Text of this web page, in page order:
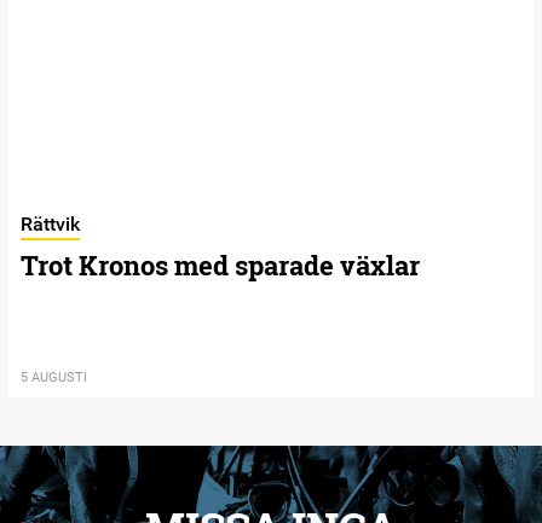
Rättvik
Trot Kronos med sparade växlar
5 AUGUSTI